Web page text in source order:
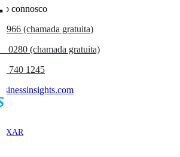
connosco
(chamada gratuita)
0280 (chamada gratuita)
740 1245